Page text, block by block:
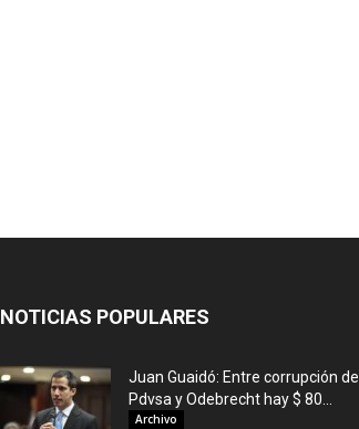
NOTICIAS POPULARES
Juan Guaidó: Entre corrupción de
Pdvsa y Odebrecht hay $ 80...
Archivo